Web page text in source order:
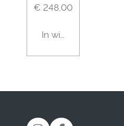
€ 248,00
In winkelwagen